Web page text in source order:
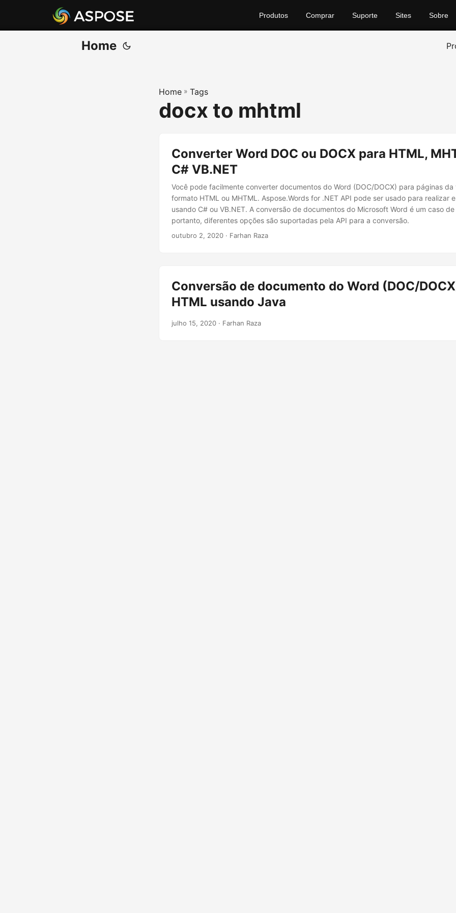
Produtos Comprar Suporte Sites Sobre
Home
Home » Tags
docx to mhtml
Converter Word DOC ou DOCX para HTML,
C# VB.NET
Você pode facilmente converter documentos do Word (DOC/DOCX) para páginas da
formato HTML ou MHTML. Aspose.Words for .NET API pode ser usado para realizar
usando C# ou VB.NET. A conversão de documentos do Microsoft Word é um caso
portanto, diferentes opções são suportadas pela API para a conversão.
outubro 2, 2020 · Farhan Raza
Conversão de documento do Word (DOC/
HTML usando Java
julho 15, 2020 · Farhan Raza